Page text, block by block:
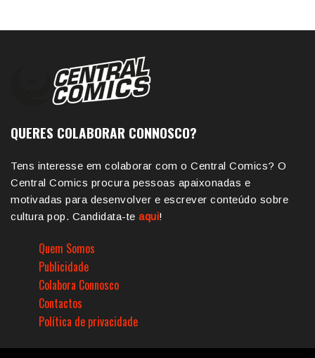
QUERES COLABORAR CONNOSCO?
Tens interesse em colaborar com o Central Comics? O
Central Comics procura pessoas apaixonadas e
motivadas para desenvolver e escrever conteúdo sobre
cultura pop. Candidata-te aqui!
Quem Somos
Publicidade
Colabora Connosco
Contactos
Política de privacidade